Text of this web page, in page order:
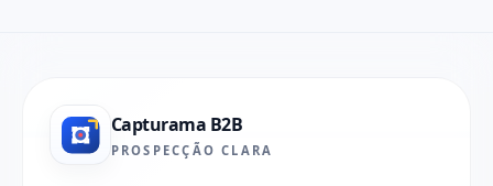
Capturama B2B
PROSPECÇÃO CLARA